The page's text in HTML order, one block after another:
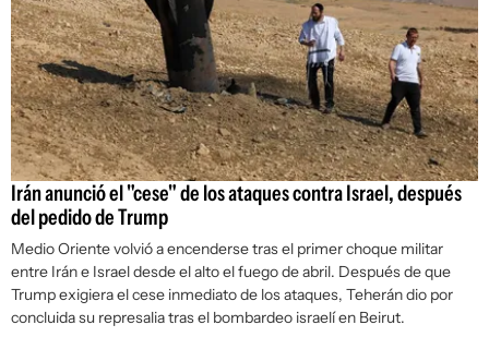
Irán anunció el "cese" de los ataques contra Israel, después
del pedido de Trump
Medio Oriente volvió a encenderse tras el primer choque militar
entre Irán e Israel desde el alto el fuego de abril. Después de que
Trump exigiera el cese inmediato de los ataques, Teherán dio por
concluida su represalia tras el bombardeo israelí en Beirut.